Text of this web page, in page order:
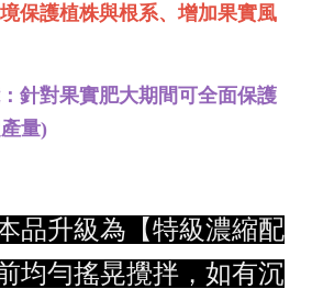
保護植株與根系、增加果實風
針對果實肥大期間可全面保護
量)
品升級為【特級濃縮配
均勻搖晃攪拌，如有沉